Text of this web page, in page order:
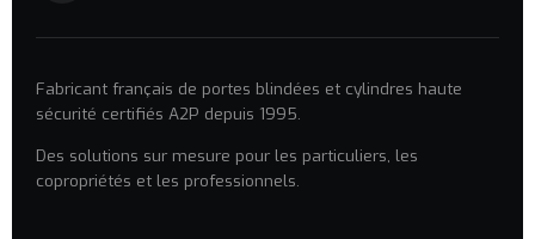
Fabricant français de portes blindées et cylindres haute
sécurité certifiés A2P depuis 1995.
Des solutions sur mesure pour les particuliers, les
copropriétés et les professionnels.